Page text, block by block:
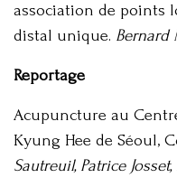
association de points
distal unique. Bernard
Reportage
Acupuncture au
Kyung Hee de Séoul,
Sautreuil, Patrice